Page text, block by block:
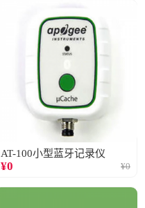
AT-100小型蓝牙记录仪
¥0 ¥0